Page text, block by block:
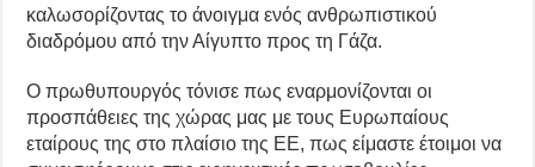
καλωσορίζοντας το άνοιγμα ενός ανθρωπιστικού
διαδρόμου από την Αίγυπτο προς τη Γάζα.
Ο πρωθυπουργός τόνισε πως εναρμονίζονται οι
προσπάθειες της χώρας μας με τους Ευρωπαίους
εταίρους της στο πλαίσιο της ΕΕ, πως είμαστε έτοιμοι να